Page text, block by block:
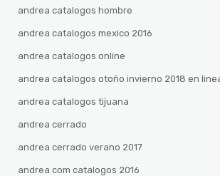
andrea catalogos hombre
andrea catalogos mexico 2016
andrea catalogos online
andrea catalogos otoño invierno 2018 en
andrea catalogos tijuana
andrea cerrado
andrea cerrado verano 2017
andrea com catalogos 2016